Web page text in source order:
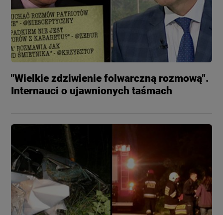
"Wielkie zdziwienie folwarczną rozmową".
Internauci o ujawnionych taśmach